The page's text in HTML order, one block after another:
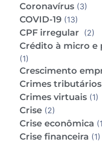
Coronavírus (3)
COVID-19 (13)
CPF irregular (2)
Crédito à micro e
(1)
Crescimento
Crimes tributários
Crimes virtuais (1)
Crise (2)
Crise econômica
Crise financeira (1)